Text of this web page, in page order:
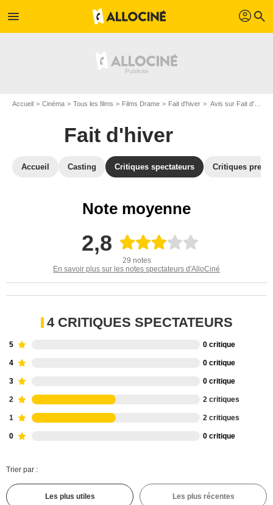
menu profil search
Accueil Cinéma Tous les films Films Drame Fait d'hiver Avis sur Fait d'hiver
Fait d'hiver
Accueil Casting Critiques spectateurs Critiques
Note moyenne
2,8
29 notes
En savoir plus sur les notes spectateurs d'AlloCiné
4 CRITIQUES SPECTATEURS
5 0 critique
4 0 critique
3 0 critique
2 2 critiques
1 2 critiques
0 0 critique
Trier par :
Les plus utiles Les plus récentes